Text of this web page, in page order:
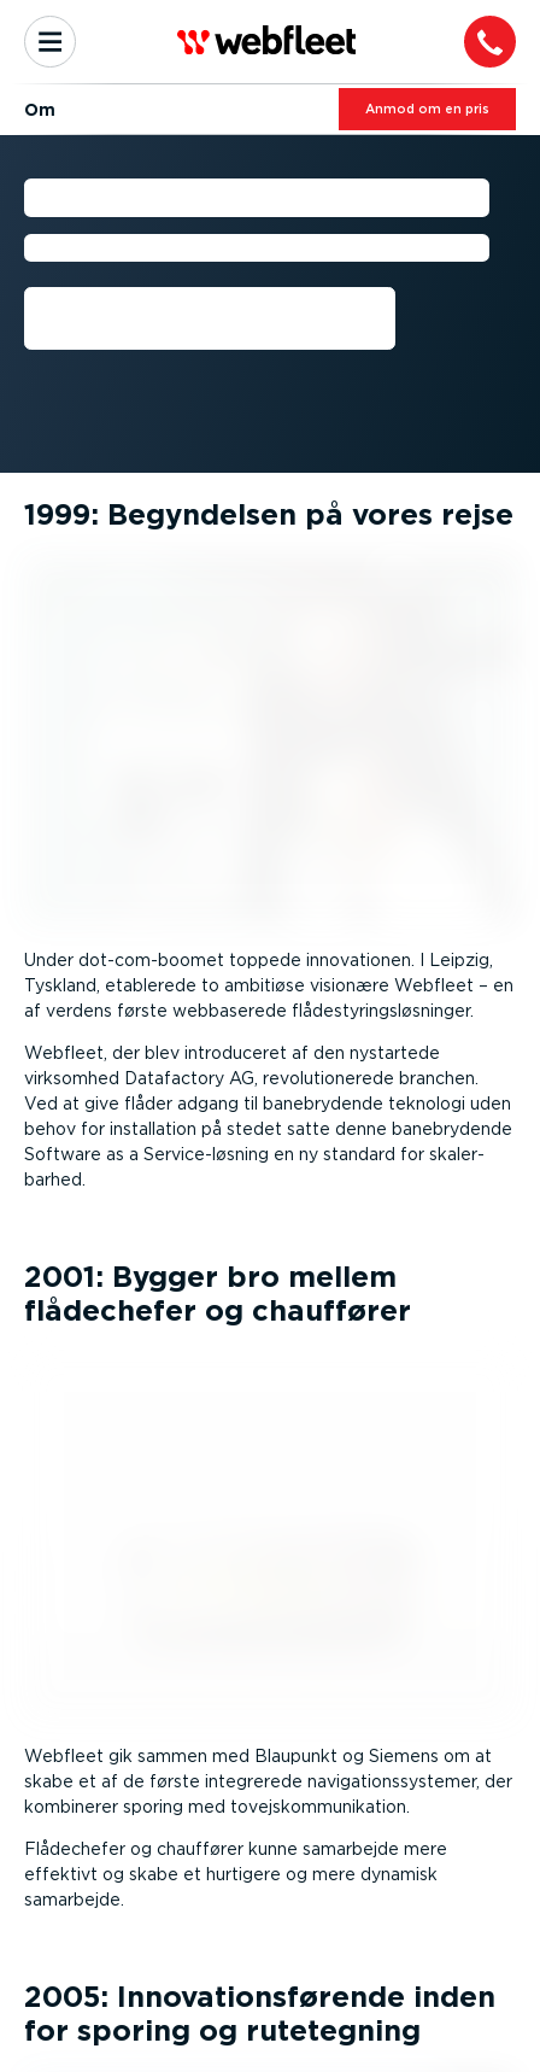
Om Anmod om en pris
HISTORIEN OM WEBFLEET
Vi har drevet virksomhed siden 1999
1999: Begyndelsen på vores rejse
Under dot-com-­boomet toppede innova­tionen. I Leipzig,
Tyskland, etablerede to ambitiøse visionære Webfleet – en
af verdens første webbaserede flådesty­rings­løs­ninger.
Webfleet, der blev intro­du­ceret af den nystartede
virksomhed Datafactory AG, revolu­tio­nerede branchen.
Ved at give flåder adgang til banebry­dende teknologi uden
behov for instal­lation på stedet satte denne banebry­dende
Software as a Servi­ce-­løsning en ny standard for skaler­
barhed.
2001: Bygger bro mellem
flådechefer og chauffører
Webfleet gik sammen med Blaupunkt og Siemens om at
skabe et af de første integrerede naviga­tions­sy­stemer, der
kombinerer sporing med tovejskom­mu­ni­kation.
Flådechefer og chauffører kunne samarbejde mere
effektivt og skabe et hurtigere og mere dynamisk
samarbejde.
2005: Innova­tions­førende inden
for sporing og rutetegning